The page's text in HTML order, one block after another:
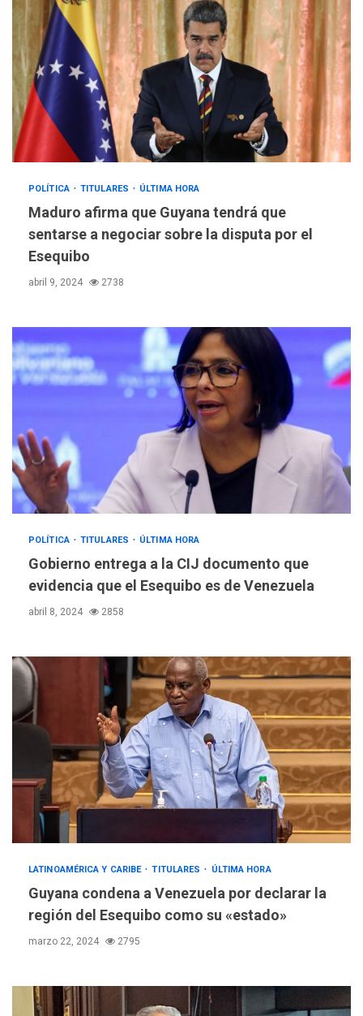
POLÍTICA TITULARES ÚLTIMA HORA
Maduro afirma que Guyana tendrá que
sentarse a negociar sobre la disputa por el
Esequibo
abril 9, 2024 2738
POLÍTICA TITULARES ÚLTIMA HORA
Gobierno entrega a la CIJ documento que
evidencia que el Esequibo es de Venezuela
abril 8, 2024 2858
LATINOAMÉRICA Y CARIBE TITULARES ÚLTIMA HORA
Guyana condena a Venezuela por declarar la
región del Esequibo como su «estado»
marzo 22, 2024 2795